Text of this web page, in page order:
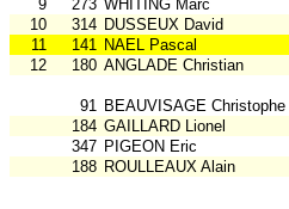
9
273 WHITING Marc
10
314 DUSSEUX David
11
141 NAEL Pascal
12
180 ANGLADE Christian
91 BEAUVISAGE Christophe
184 GAILLARD Lionel
347 PIGEON Eric
188 ROULLEAUX Alain